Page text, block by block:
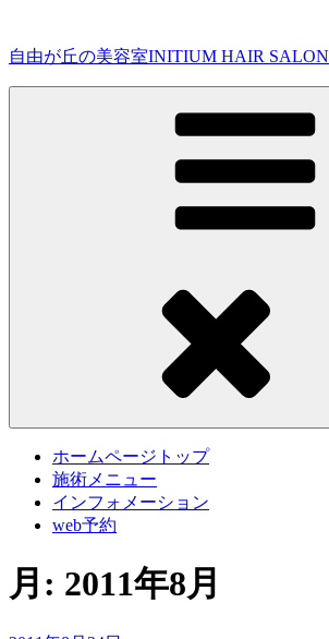
テ
ン
自由が丘の美容室INITIUM HAIR SALON
ホームページトップ
施術メニュー
インフォメーション
web予約
月: 2011年8月